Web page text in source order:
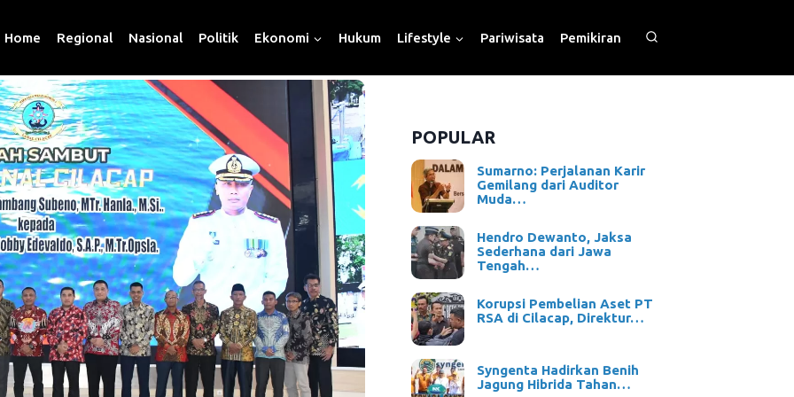
Home Regional Nasional Politik Ekonomi Hukum Lifestyle Pariwisata Pemikiran
POPULAR
Sumarno: Perjalanan Karir
Gemilang dari Auditor
Muda…
Hendro Dewanto, Jaksa
Sederhana dari Jawa
Tengah…
Korupsi Pembelian Aset PT
RSA di Cilacap, Direktur…
Syngenta Hadirkan Benih
Jagung Hibrida Tahan…